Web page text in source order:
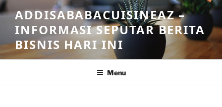
Skip
to
content
ADDISABABACUISINEAZ –
INFORMASI SEPUTAR BERITA
BISNIS HARI INI
Menu